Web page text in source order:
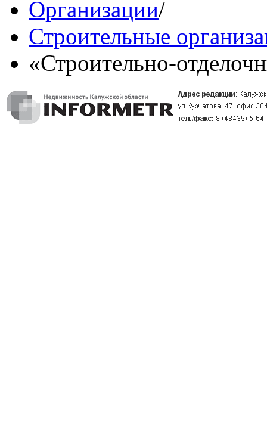
Организации/
Строительные
«Строительно-